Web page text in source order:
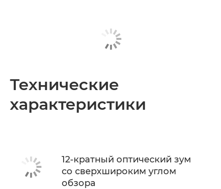
Технические
характеристики
12-кратный оптический зум
со сверхшироким углом
обзора